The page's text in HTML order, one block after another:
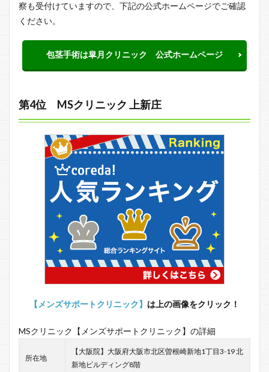
察も受付けていますので、下記の公式ホームページでご確認
ください。
包茎手術は皐月クリニック 公式ホームページ
第4位 MSクリニック 上新庄
【メンズサポートクリニック】 は上の画像をクリック！
MSクリニック【メンズサポートクリニック】の詳細
所在地
【大阪院】大阪府大阪市北区曽根崎新地1丁目3-19 北
新地ビルディング8階